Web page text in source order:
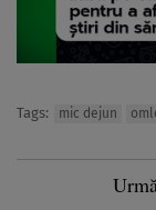
Tags: mic dejun